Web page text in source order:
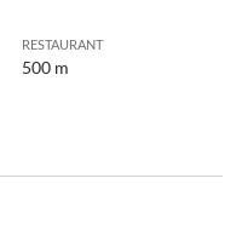
RESTAURANT
500 m